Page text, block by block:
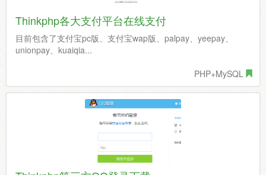
Thinkphp各大支付平台在线支付
目前包含了支付宝pc版、支付宝wap版、palpay、yeepay、
unionpay、kuaiqia...
PHP+MySQL